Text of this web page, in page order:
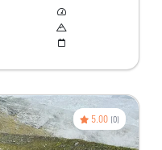
5.00 (0)